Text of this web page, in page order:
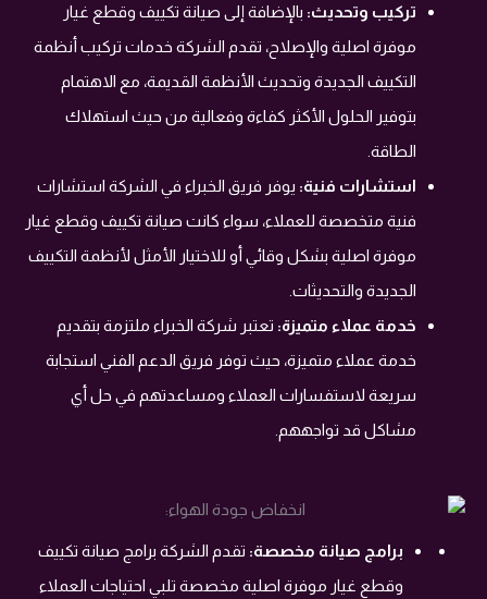
تركيب وتحديث: بالإضافة إلى صيانة تكييف وقطع غيار
موفرة اصلية والإصلاح، تقدم الشركة خدمات تركيب أنظمة
التكييف الجديدة وتحديث الأنظمة القديمة، مع الاهتمام
بتوفير الحلول الأكثر كفاءة وفعالية من حيث استهلاك
الطاقة.
استشارات فنية: يوفر فريق الخبراء في الشركة استشارات
فنية متخصصة للعملاء، سواء كانت صيانة تكييف وقطع غيار
موفرة اصلية بشكل وقائي أو للاختيار الأمثل لأنظمة التكييف
الجديدة والتحديثات.
خدمة عملاء متميزة: تعتبر شركة الخبراء ملتزمة بتقديم
خدمة عملاء متميزة، حيث توفر فريق الدعم الفني استجابة
سريعة لاستفسارات العملاء ومساعدتهم في حل أي
مشاكل قد تواجههم.
برامج صيانة مخصصة: تقدم الشركة برامج صيانة تكييف
وقطع غيار موفرة اصلية مخصصة تلبي احتياجات العملاء